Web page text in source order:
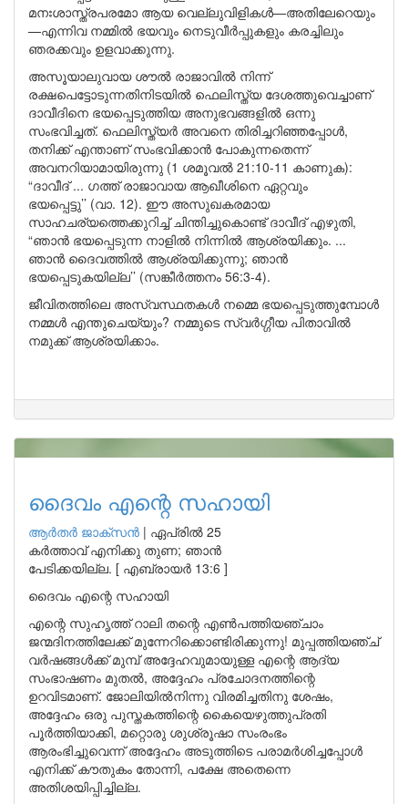
മനഃശാസ്ത്രപരമോ ആയ വെല്ലുവിളികൾ—അതിലേറെയും
—എന്നിവ നമ്മിൽ ഭയവും നെടുവീർപ്പുകളും കരച്ചിലും
ഞരക്കവും ഉളവാക്കുന്നു.
അസൂയാലുവായ ശൗൽ രാജാവിൽ നിന്ന്
രക്ഷപെട്ടോടുന്നതിനിടയിൽ ഫെലിസ്ത്യ ദേശത്തുവെച്ചാണ്
ദാവീദിനെ ഭയപ്പെടുത്തിയ അനുഭവങ്ങളിൽ ഒന്നു
സംഭവിച്ചത്. ഫെലിസ്ത്യർ അവനെ തിരിച്ചറിഞ്ഞപ്പോൾ,
തനിക്ക് എന്താണ് സംഭവിക്കാൻ പോകുന്നതെന്ന്
അവനറിയാമായിരുന്നു (1 ശമൂവൽ 21:10-11 കാണുക):
“ദാവീദ് ... ഗത്ത് രാജാവായ ആഖീശിനെ ഏറ്റവും
ഭയപ്പെട്ടു’’ (വാ. 12). ഈ അസുഖകരമായ
സാഹചര്യത്തെക്കുറിച്ച് ചിന്തിച്ചുകൊണ്ട് ദാവീദ് എഴുതി,
“ഞാൻ ഭയപ്പെടുന്ന നാളിൽ നിന്നിൽ ആശ്രയിക്കും. ...
ഞാൻ ദൈവത്തിൽ ആശ്രയിക്കുന്നു; ഞാൻ
ഭയപ്പെടുകയില്ല’’ (സങ്കീർത്തനം 56:3-4).
ജീവിതത്തിലെ അസ്വസ്ഥതകൾ നമ്മെ ഭയപ്പെടുത്തുമ്പോൾ
നമ്മൾ എന്തുചെയ്യും? നമ്മുടെ സ്വർഗ്ഗീയ പിതാവിൽ
നമുക്ക് ആശ്രയിക്കാം.
ദൈവം എന്റെ സഹായി
ആർതർ ജാക്സൻ | ഏപ്രിൽ 25
കർത്താവ് എനിക്കു തുണ; ഞാൻ
പേടിക്കയില്ല. [ എബ്രായർ 13:6 ]
ദൈവം എന്റെ സഹായി
എന്റെ സുഹൃത്ത് റാലി തന്റെ എൺപത്തിയഞ്ചാം
ജന്മദിനത്തിലേക്ക് മുന്നേറിക്കൊണ്ടിരിക്കുന്നു! മുപ്പത്തിയഞ്ച്
വർഷങ്ങൾക്ക് മുമ്പ് അദ്ദേഹവുമായുള്ള എന്റെ ആദ്യ
സംഭാഷണം മുതൽ, അദ്ദേഹം പ്രചോദനത്തിന്റെ
ഉറവിടമാണ്. ജോലിയിൽനിന്നു വിരമിച്ചതിനു ശേഷം,
അദ്ദേഹം ഒരു പുസ്തകത്തിന്റെ കൈയെഴുത്തുപ്രതി
പൂർത്തിയാക്കി, മറ്റൊരു ശുശ്രൂഷാ സംരംഭം
ആരംഭിച്ചുവെന്ന് അദ്ദേഹം അടുത്തിടെ പരാമർശിച്ചപ്പോൾ
എനിക്ക് കൗതുകം തോന്നി, പക്ഷേ അതെന്നെ
അതിശയിപ്പിച്ചില്ല.